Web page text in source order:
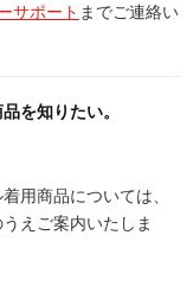
サポート までご連絡い
を知りたい。
用商品については、
えご案内いたしま